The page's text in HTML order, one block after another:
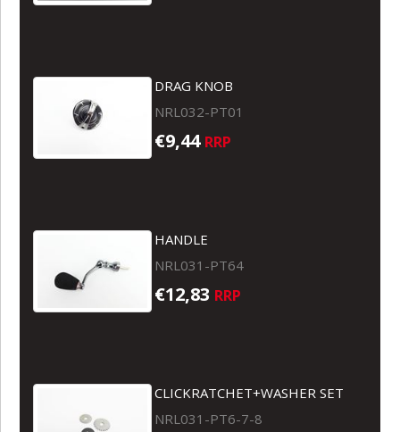
DRAG KNOB
NRL032-PT01
€9,44 RRP
HANDLE
NRL031-PT64
€12,83 RRP
CLICKRATCHET+WASHER SET
NRL031-PT6-7-8